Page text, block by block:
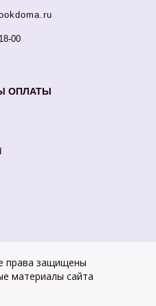
00
ОПЛАТЫ
права защищены
материалы сайта